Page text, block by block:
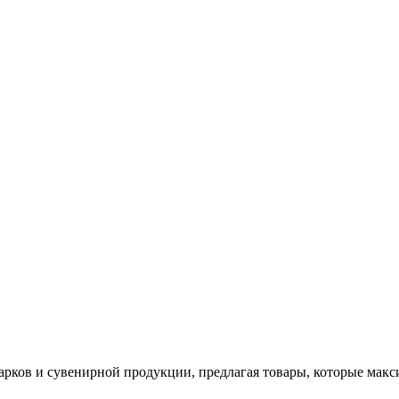
и сувенирной продукции, предлагая товары, которые